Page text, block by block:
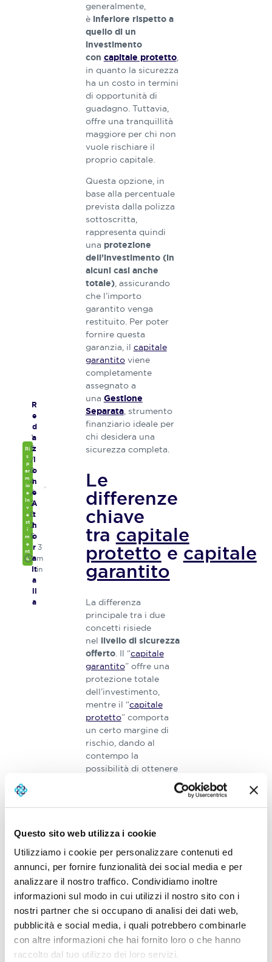
Questo sito web utilizza i cookie
Utilizziamo i cookie per personalizzare contenuti ed
annunci, per fornire funzionalità dei social media e per
analizzare il nostro traffico. Condividiamo inoltre
informazioni sul modo in cui utilizzi il nostro sito con i
nostri partner che si occupano di analisi dei dati web,
pubblicità e social media, i quali potrebbero combinarle
con altre informazioni che hai fornito loro o che hanno
raccolto dal tuo utilizzo dei loro servizi.
Ri
s
p
ar
m
io
e
In
v
e
st
i
m
e
nt
o
1
5
/
0
4
/
2
0
2
5
3
m
in
R
e
d
a
z
i
o
n
e
A
t
h
o
r
a
It
a
a
generalmente,
è inferiore rispetto a
quello di un
investimento
con capitale protetto,
in quanto la sicurezza
ha un costo in termini
di opportunità di
guadagno. Tuttavia,
offre una tranquillità
maggiore per chi non
vuole rischiare il
proprio capitale.
Questa opzione, in
base alla percentuale
prevista dalla polizza
sottoscritta,
rappresenta quindi
una protezione
dell’investimento (in
alcuni casi anche
totale), assicurando
che l’importo
garantito venga
restituito. Per poter
fornire questa
garanzia, il capitale
garantitoviene
completamente
assegnato a
una Gestione
Separata, strumento
finanziario ideale per
chi desidera una
sicurezza completa.
Le
differenze
chiave
tra capitale
protetto e capitale
garantito
La differenza
principale tra i due
concetti risiede
nel livello di sicurezza
offerto. Il “capitale
garantito” offre una
protezione totale
dell’investimento,
mentre il “capitale
protetto” comporta
un certo margine di
rischio, dando al
contempo la
possibilità di ottenere
rendimenti più elevati.
polizze con
capitale
essere più adatte a
chi cerca un equilibrio
tra sicurezza e
opportunità di
crescita del capitale,
mentre ilcapitale
garantitosi rivolge a
chi ha una
propensione al rischio